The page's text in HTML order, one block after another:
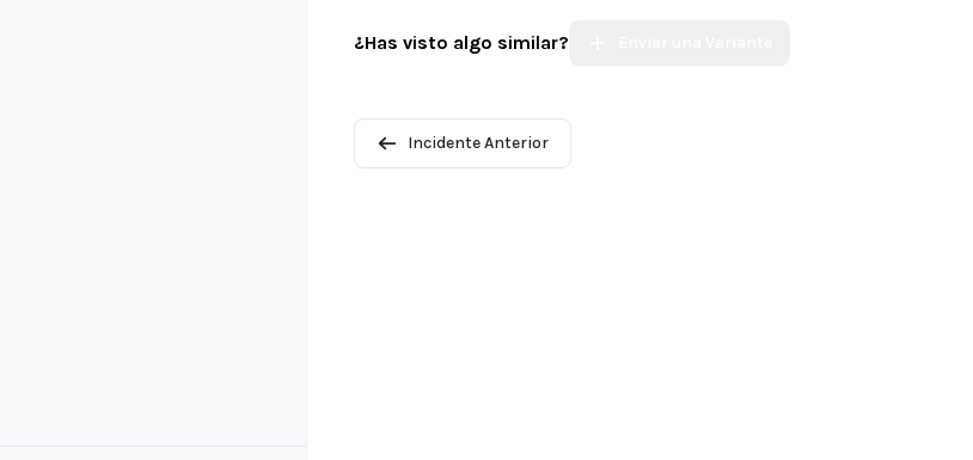
¿Has visto algo similar?
Incidente Anterior